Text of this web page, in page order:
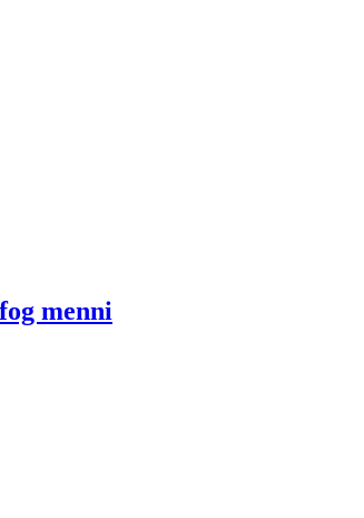
menni